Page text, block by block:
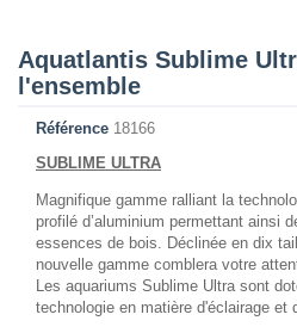
Aquatlantis Sublime
l'ensemble
Référence 18166
SUBLIME ULTRA
Magnifique gamme ralliant la
profilé d’aluminium permettant ainsi
essences de bois. Déclinée en dix
nouvelle gamme comblera votre
Les aquariums Sublime Ultra sont
technologie en matière d'éclairage et